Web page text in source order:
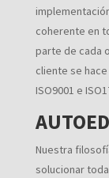
coherente en
parte de cada
cliente se
ISO9001 e
Nuestra
solucionar